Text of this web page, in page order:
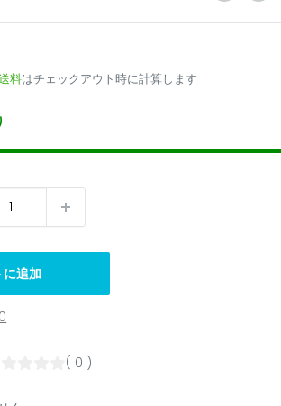
料はチェックアウト時に計算します
追加
( 0 )